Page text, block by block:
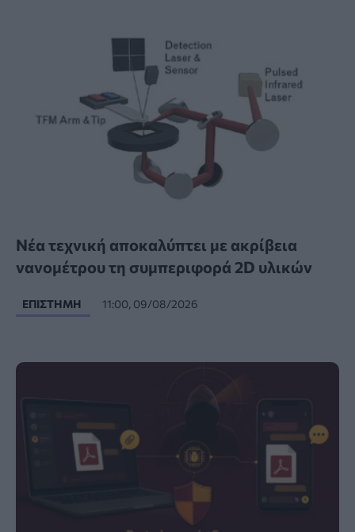
Νέα τεχνική αποκαλύπτει με ακρίβεια
νανομέτρου τη συμπεριφορά 2D υλικών
ΕΠΙΣΤΉΜΗ 11:00, 09/08/2026